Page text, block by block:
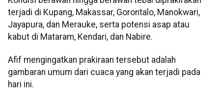
terjadi di Kupang, Makassar, Gorontalo, Manokwari,
Jayapura, dan Merauke, serta potensi asap atau
kabut di Mataram, Kendari, dan Nabire.
Afif mengingatkan prakiraan tersebut adalah
gambaran umum dari cuaca yang akan terjadi pada
hari ini.